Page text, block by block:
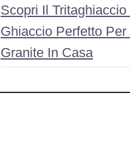
Scopri Il Tritaghiaccio
Ghiaccio Perfetto
Granite In Casa